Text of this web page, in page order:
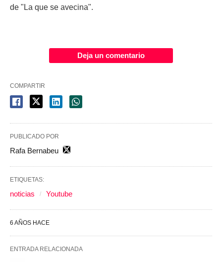
de "La que se avecina".
Deja un comentario
COMPARTIR
PUBLICADO POR
Rafa Bernabeu
ETIQUETAS:
noticias Youtube
6 AÑOS HACE
ENTRADA RELACIONADA